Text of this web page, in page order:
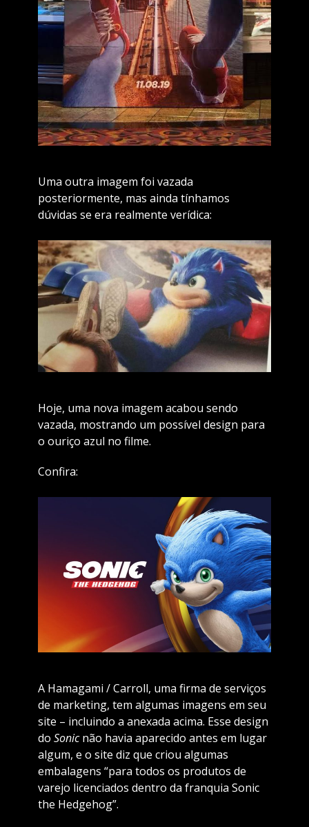
Uma outra imagem foi vazada
posteriormente, mas ainda tínhamos
dúvidas se era realmente verídica:
Hoje, uma nova imagem acabou sendo
vazada, mostrando um possível design para
o ouriço azul no filme.
Confira:
A Hamagami / Carroll, uma firma de serviços
de marketing, tem algumas imagens em seu
site – incluindo a anexada acima. Esse design
do Sonicnão havia aparecido antes em lugar
algum, e o site diz que criou algumas
embalagens “para todos os produtos de
varejo licenciados dentro da franquia Sonic
the Hedgehog”.